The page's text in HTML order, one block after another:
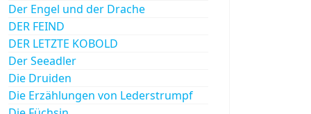
Der Engel und der Drache
DER FEIND
DER LETZTE KOBOLD
Der Seeadler
Die Druiden
Die Erzählungen von Lederstrumpf